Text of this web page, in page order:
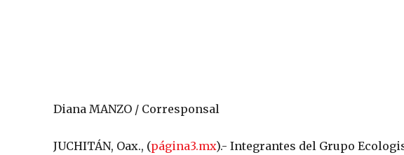
Diana MANZO / Corresponsal
JUCHITÁN, Oax., (página3.mx).- Integrantes del Grupo